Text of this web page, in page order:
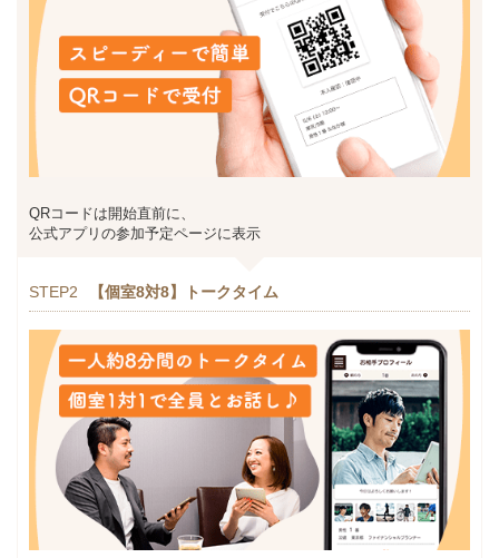
QRコードは開始直前に、
公式アプリの参加予定ページに表示
STEP2 【個室8対8】トークタイム